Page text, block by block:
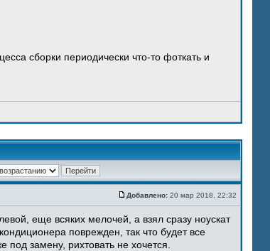
сборки периодически что-то фоткать и
Добавлено: 20 мар 2018, 22:32
еще всяких мелочей, а взял сразу ноускат
поврежден, так что будет все
замену, рихтовать не хочется.